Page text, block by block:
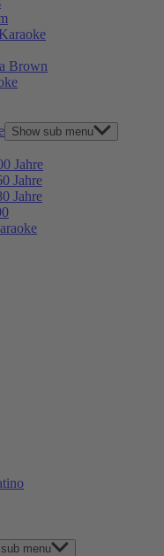
Brown
Show sub menu
Jahre
Jahre
Jahre
menu